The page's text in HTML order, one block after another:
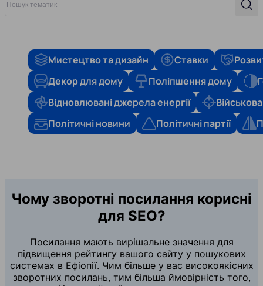
Мистецтво та дизайн Ставки
Декор для дому
Поліпшення дому
Відновлювані джерела енергії
Політичні новини
Політичні партії
Чому зворотні посилання корисні
для SEO?
Посилання мають вирішальне значення для
підвищення рейтингу вашого сайту у пошукових
системах в Ефіопії. Чим більше у вас високоякісних
зворотних посилань, тим більша ймовірність того,